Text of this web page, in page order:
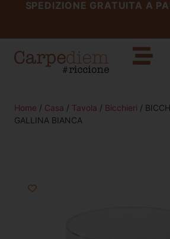
SPEDIZIONE GRATUITA A
Home / Casa / Tavola / Bicchieri /
GALLINA BIANCA